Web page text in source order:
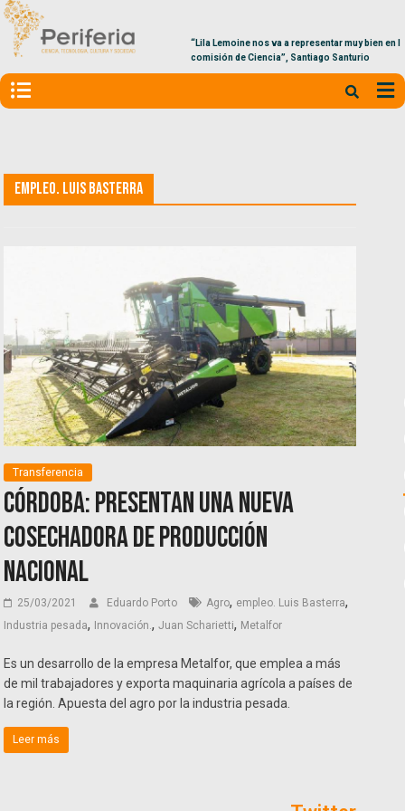
“Lila Lemoine nos va a representar muy bien en la
comisión de Ciencia”, Santiago Santurio
empleo. Luis Basterra
Transferencia
Córdoba: presentan una nueva
cosechadora de producción
nacional
25/03/2021 Eduardo Porto Agro, empleo. Luis Basterra,
Industria pesada, Innovación.,Juan Scharietti, Metalfor
Es un desarrollo de la empresa Metalfor, que emplea a más
de mil trabajadores y exporta maquinaria agrícola a países de
la región. Apuesta del agro por la industria pesada.
Leer más